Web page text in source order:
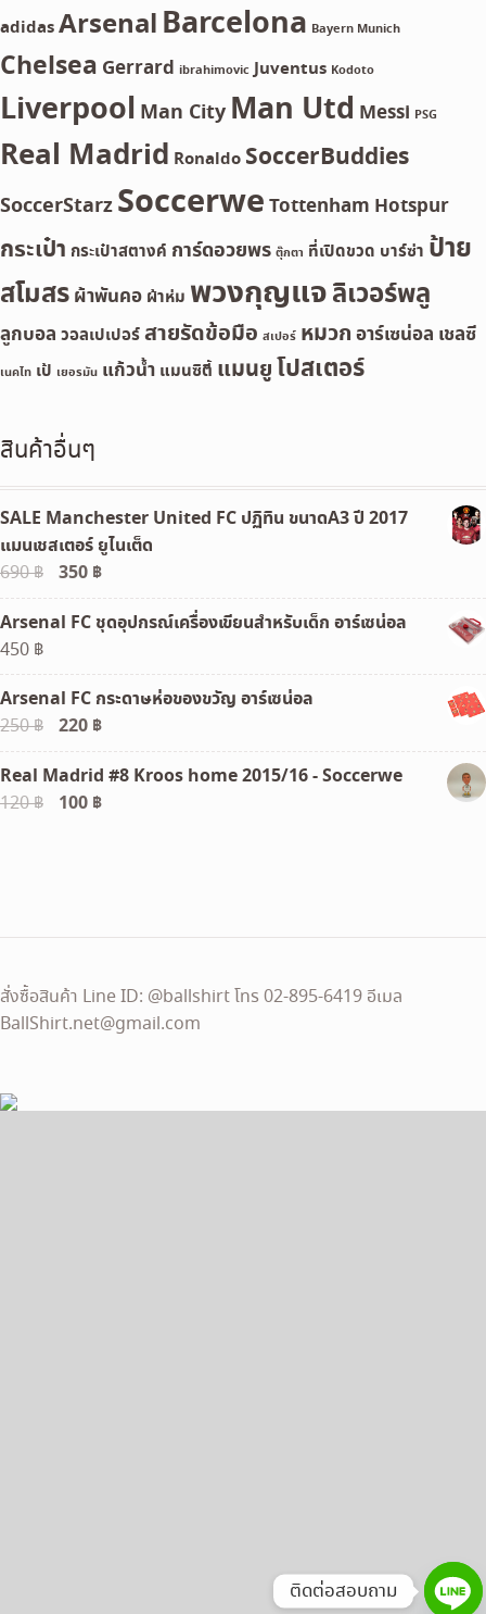
adidasArsenalBarcelona Bayern Munich
Chelsea Gerrard ibrahimovic Juventus Kodoto
Liverpool Man City Man Utd Messi PSG
Real Madrid Ronaldo SoccerBuddies
SoccerStarzSoccerwe Tottenham Hotspur
กระเป๋า กระเป๋าสตางค์ การ์ดอวยพร ตุ๊กตา ที่เปิดขวด บาร์ซ่า ป้าย
สโมสร ผ้าพันคอ ผ้าห่ม พวงกุญแจลิเวอร์พลู
ลูกบอล วอลเปเปอร์สายรัดข้อมือ สเปอร์ หมวก อาร์เซน่อล เชลซี
เนคไท เป้ เยอรมัน แก้วน้ำ แมนซิตี้ แมนยูโปสเตอร์
สินค้าอื่นๆ
SALE Manchester United FC ปฏิทิน ขนาดA3 ปี 2017
แมนเชสเตอร์ ยูไนเต็ด
690฿
Original
price
was:
350 ฿Current
price
is:
Arsenal FC ชุดอุปกรณ์เครื่องเขียนสำหรับเด็ก อาร์เซน่อล
450 ฿
Arsenal FC กระดาษห่อของขวัญ อาร์เซน่อล
250฿
Original
price
was:
250 ฿.
220 ฿Current
price
is:
220 ฿.
Real Madrid #8 Kroos home 2015/16 - Soccerwe
120฿
Original
100 ฿Current
สั่งซื้อสินค้า Line ID: @ballshirt โทร 02-895-6419 อีเมล
BallShirt.net@gmail.com
ติดต่อสอบถาม